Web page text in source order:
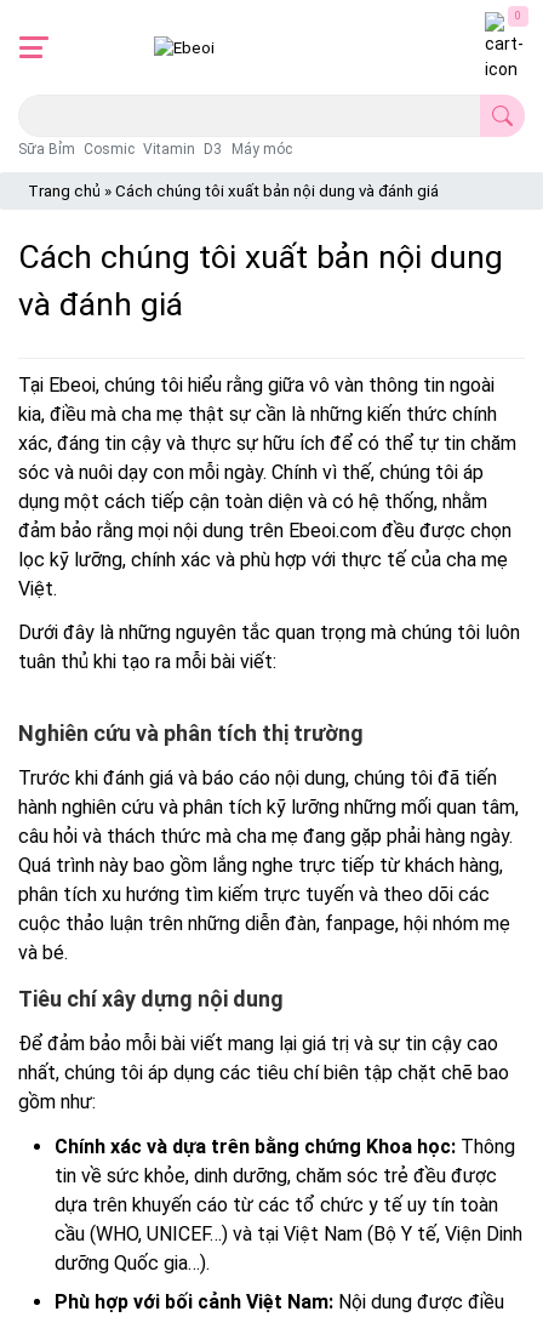
Sữa Bỉm Cosmic Vitamin D3 Máy móc
0
Trang chủ »Cách chúng tôi xuất bản nội dung và đánh giá
Cách chúng tôi xuất bản nội dung
và đánh giá
Tại Ebeoi, chúng tôi hiểu rằng giữa vô vàn thông tin ngoài
kia, điều mà cha mẹ thật sự cần là những kiến thức chính
xác, đáng tin cậy và thực sự hữu ích để có thể tự tin chăm
sóc và nuôi dạy con mỗi ngày. Chính vì thế, chúng tôi áp
dụng một cách tiếp cận toàn diện và có hệ thống, nhằm
đảm bảo rằng mọi nội dung trên Ebeoi.com đều được chọn
lọc kỹ lưỡng, chính xác và phù hợp với thực tế của cha mẹ
Việt.
Dưới đây là những nguyên tắc quan trọng mà chúng tôi luôn
tuân thủ khi tạo ra mỗi bài viết:
Nghiên cứu và phân tích thị trường
Trước khi đánh giá và báo cáo nội dung, chúng tôi đã tiến
hành nghiên cứu và phân tích kỹ lưỡng những mối quan tâm,
câu hỏi và thách thức mà cha mẹ đang gặp phải hàng ngày.
Quá trình này bao gồm lắng nghe trực tiếp từ khách hàng,
phân tích xu hướng tìm kiếm trực tuyến và theo dõi các
cuộc thảo luận trên những diễn đàn, fanpage, hội nhóm mẹ
và bé.
Tiêu chí xây dựng nội dung
Để đảm bảo mỗi bài viết mang lại giá trị và sự tin cậy cao
nhất, chúng tôi áp dụng các tiêu chí biên tập chặt chẽ bao
gồm như:
Chính xác và dựa trên bằng chứng Khoa học: Thông
tin về sức khỏe, dinh dưỡng, chăm sóc trẻ đều được
dựa trên khuyến cáo từ các tổ chức y tế uy tín toàn
cầu (WHO, UNICEF…) và tại Việt Nam (Bộ Y tế, Viện Dinh
dưỡng Quốc gia…).
Phù hợp với bối cảnh Việt Nam: Nội dung được điều